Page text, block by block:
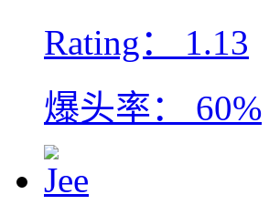
Rating：
1.13
爆头率：
60%